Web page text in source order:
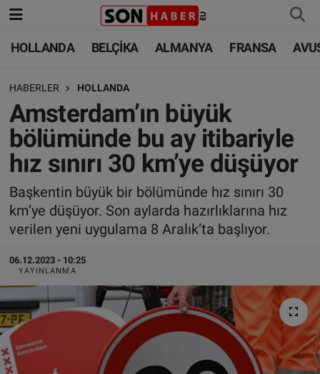
HOLLANDA BELÇİKA ALMANYA FRANSA
HABERLER HOLLANDA
Amsterdam’ın büyük
bölümünde bu ay itibariyle
hız sınırı 30 km’ye düşüyor
Başkentin büyük bir bölümünde hız sınırı 30
km’ye düşüyor. Son aylarda hazırlıklarına hız
verilen yeni uygulama 8 Aralık’ta başlıyor.
06.12.2023 - 10:25
YAYINLANMA
HOLLANDA
BELÇİKA
ALMANYA
FRANSA
AVUSTURYA
SAĞLIK - YAŞAM
BİLİM-TEKNOLOJİ
HOLLANDA
BELÇİKA
ALMANYA
TÜRKİYE
DÜNYA
BİLİM-TEKNOLOJİ
SAĞLIK
FOTO GALERİ
VIDEO GALERİ
Nöbetçi Eczaneler
Hava Durumu
Trafik Durumu
Süper Lig Puan Durumu ve Fikstür
Tüm Manşetler
Son Dakika Haberleri
Haber Arşivi